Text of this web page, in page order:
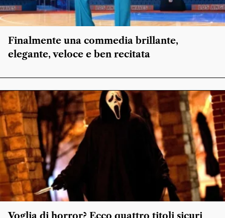
Finalmente una commedia brillante,
elegante, veloce e ben recitata